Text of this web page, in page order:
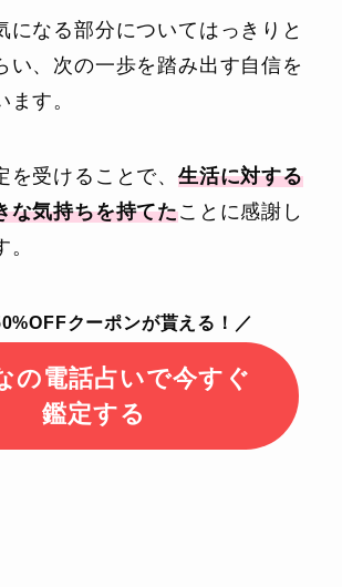
になる部分についてはっきりと
い、次の一歩を踏み出す自信を
す。
を受けることで、生活に対する
な気持ちを持てたことに感謝し
クーポンが貰える！／
の電話占いで今すぐ
鑑定する